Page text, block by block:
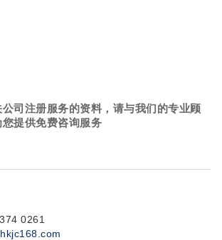
司注册服务的资料，请与我们的专业顾
提供免费咨询服务
0261